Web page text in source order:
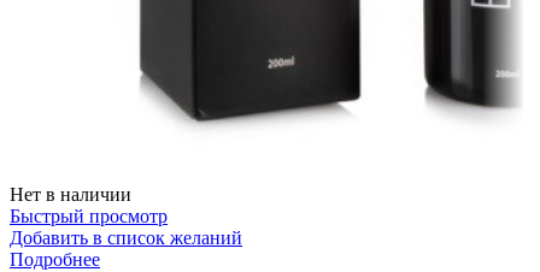
Нет в наличии
Быстрый просмотр
Добавить в список желаний
Подробнее